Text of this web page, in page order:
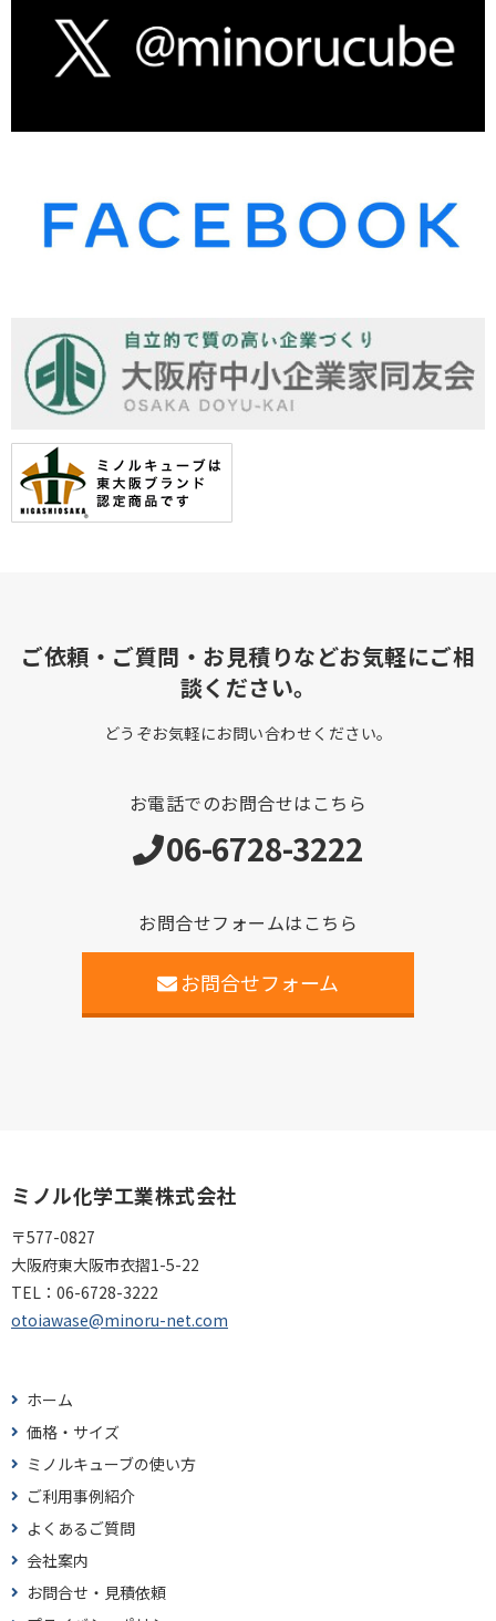
ご依頼・ご質問・お見積りなどお気軽にご相
談ください。
どうぞお気軽にお問い合わせください。
お電話でのお問合せはこちら
06-6728-3222
お問合せフォームはこちら
お問合せフォーム
ミノル化学工業株式会社
〒577-0827
大阪府東大阪市衣摺1-5-22
TEL： 06-6728-3222
otoiawase@minoru-net.com
ホーム
価格・サイズ
ミノルキューブの使い方
ご利用事例紹介
よくあるご質問
会社案内
お問合せ・見積依頼